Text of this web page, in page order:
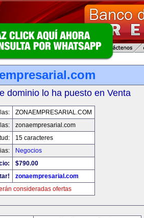
dominio lo ha puesto en Venta
ZONAEMPRESARIAL.COM
zonaempresarial.com
15 caracteres
Negocios
$790.00
zonaempresarial.com
consideradas ofertas